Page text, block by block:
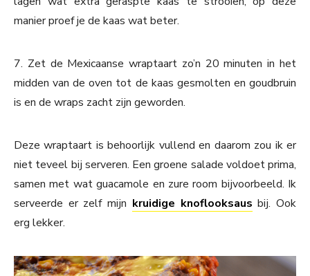
manier proef je de kaas wat beter.
7. Zet de Mexicaanse wraptaart zo’n 20 minuten in het
midden van de oven tot de kaas gesmolten en goudbruin
is en de wraps zacht zijn geworden.
Deze wraptaart is behoorlijk vullend en daarom zou ik er
niet teveel bij serveren. Een groene salade voldoet prima,
samen met wat guacamole en zure room bijvoorbeeld. Ik
serveerde er zelf mijn kruidige knoflooksaus bij. Ook
erg lekker.